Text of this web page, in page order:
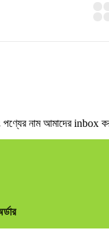
নাম আমাদের inbox করুন।